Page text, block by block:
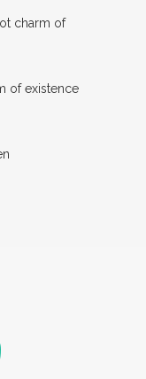
charm of
of existence